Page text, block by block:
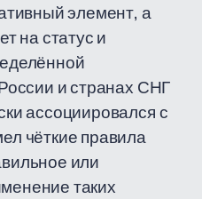
элемент, а
на статус и
и странах СНГ
ассоциировался с
чёткие правила
или
таких